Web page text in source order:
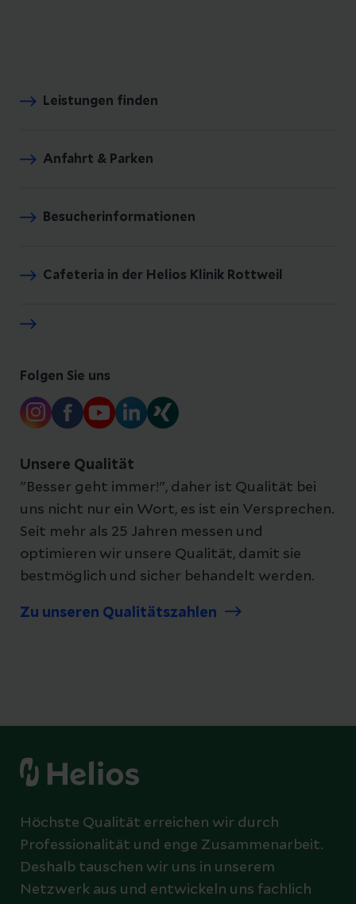
Leistungen finden
Anfahrt & Parken
Besucherinformationen
Cafeteria in der Helios Klinik Rottweil
Folgen Sie uns
Unsere Qualität
"Besser geht immer!", daher ist Qualität bei
uns nicht nur ein Wort, es ist ein Versprechen.
Seit mehr als 25 Jahren messen und
optimieren wir unsere Qualität, damit sie
bestmöglich und sicher behandelt werden.
Zu unseren Qualitätszahlen
Höchste Qualität erreichen wir durch
Professionalität und enge Zusammenarbeit.
Deshalb tauschen wir uns in unserem
Netzwerk aus und entwickeln uns fachlich